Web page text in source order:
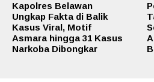
Kapolres Belawan
Ungkap Fakta di Balik
Kasus Viral, Motif
Asmara hingga 31 Kasus
Narkoba Dibongkar